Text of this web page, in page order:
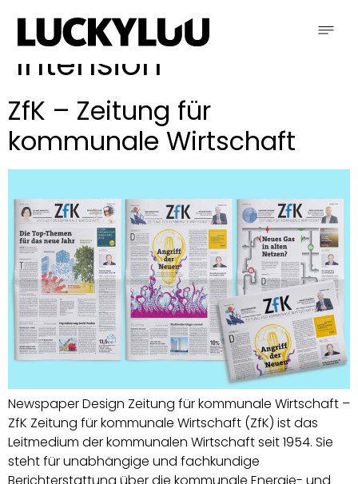
Schlagwort:
Intension
ZfK – Zeitung für
kommunale Wirtschaft
Newspaper Design Zeitung für kommunale Wirtschaft –
ZfK Zeitung für kommunale Wirtschaft (ZfK) ist das
Leitmedium der kommunalen Wirtschaft seit 1954. Sie
steht für unabhängige und fachkundige